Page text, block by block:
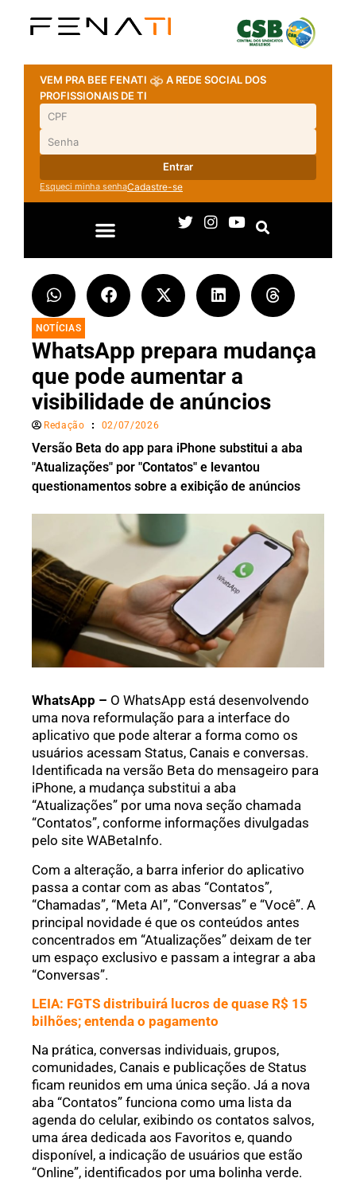
VEM PRA BEE FENATI
A REDE SOCIAL DOS
PROFISSIONAIS DE TI
Entrar
Esqueci minha senhaCadastre-se
NOTÍCIAS
WhatsApp prepara mudança
que pode aumentar a
visibilidade de anúncios
Redação 02/07/2026
Versão Beta do app para iPhone substitui a aba
"Atualizações" por "Contatos" e levantou
questionamentos sobre a exibição de anúncios
WhatsApp – O WhatsApp está desenvolvendo
uma nova reformulação para a interface do
aplicativo que pode alterar a forma como os
usuários acessam Status, Canais e conversas.
Identificada na versão Beta do mensageiro para
iPhone, a mudança substitui a aba
“Atualizações” por uma nova seção chamada
“Contatos”, conforme informações divulgadas
pelo site WABetaInfo.
Com a alteração, a barra inferior do aplicativo
passa a contar com as abas “Contatos”,
“Chamadas”, “Meta AI”, “Conversas” e “Você”. A
principal novidade é que os conteúdos antes
concentrados em “Atualizações” deixam de ter
um espaço exclusivo e passam a integrar a aba
“Conversas”.
LEIA: FGTS distribuirá lucros de quase R$ 15
bilhões; entenda o pagamento
Na prática, conversas individuais, grupos,
comunidades, Canais e publicações de Status
ficam reunidos em uma única seção. Já a nova
aba “Contatos” funciona como uma lista da
agenda do celular, exibindo os contatos salvos,
uma área dedicada aos Favoritos e, quando
disponível, a indicação de usuários que estão
“Online”, identificados por uma bolinha verde.